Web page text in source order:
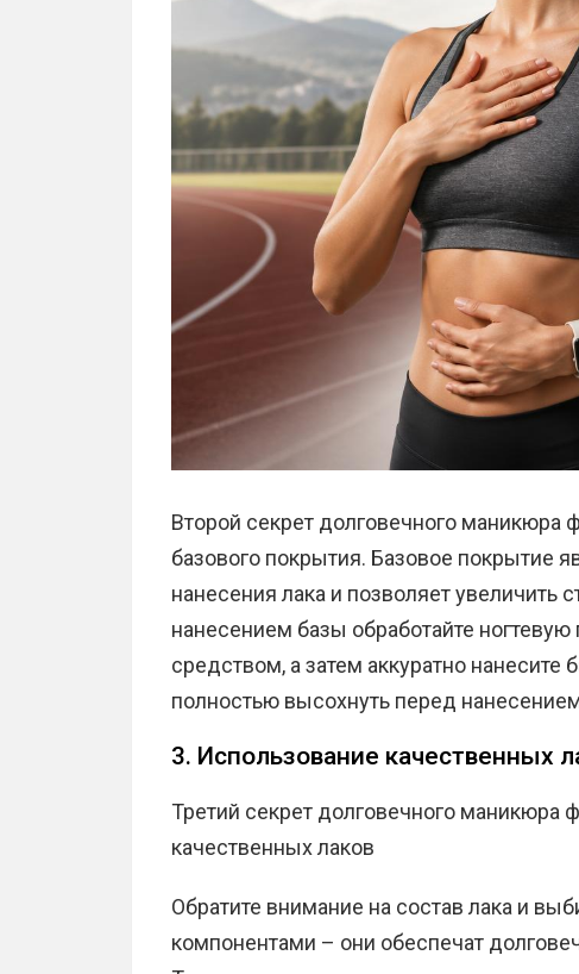
Второй секрет долговечного маникюра
базового покрытия. Базовое покрытие
нанесения лака и позволяет увеличить
нанесением базы обработайте
средством, а затем аккуратно нанесите
полностью высохнуть перед
3. Использование качественных
Третий секрет долговечного маникюра
качественных лаков
Обратите внимание на состав лака и
компонентами – они обеспечат